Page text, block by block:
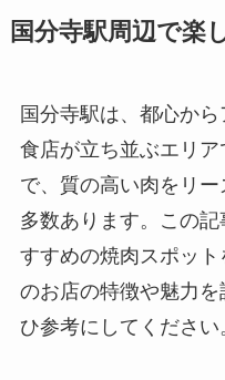
国分寺駅周辺で楽
国分寺駅は、都心か
食店が立ち並ぶエリ
で、質の高い肉をリ
多数あります。この
すすめの焼肉スポッ
のお店の特徴や魅力
ひ参考にしてください